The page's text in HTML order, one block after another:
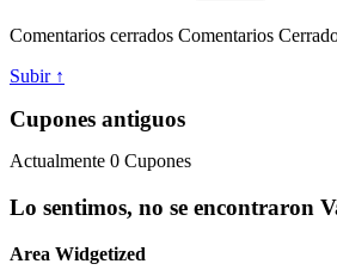
Comentarios cerrados Comentarios
Subir ↑
Cupones antiguos
Actualmente 0 Cupones
Lo sentimos, no se encontraron
Area Widgetized